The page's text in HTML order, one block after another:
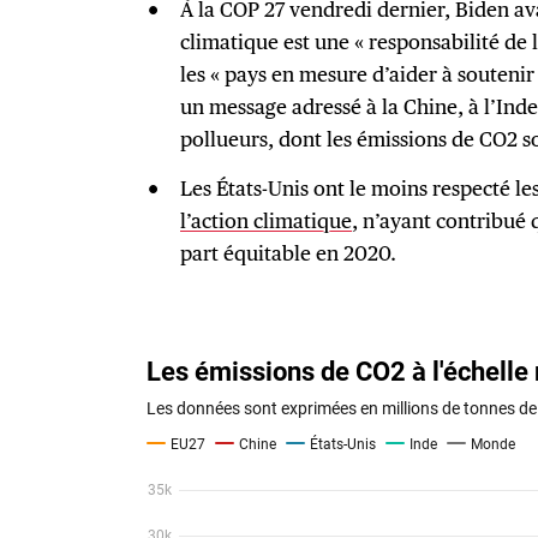
À la COP 27 vendredi dernier, Biden
climatique est une « responsabilité
les « pays en mesure d’aider à
un message adressé à la Chine, à
pollueurs, dont les émissions de CO2
Les États-Unis ont le moins respecté
l’action climatique, n’ayant contribué
part équitable en 2020.